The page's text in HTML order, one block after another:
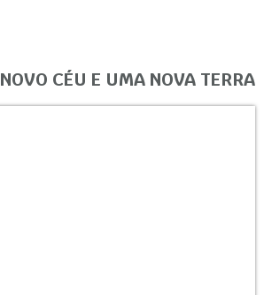
CÉU E UMA NOVA TERRA